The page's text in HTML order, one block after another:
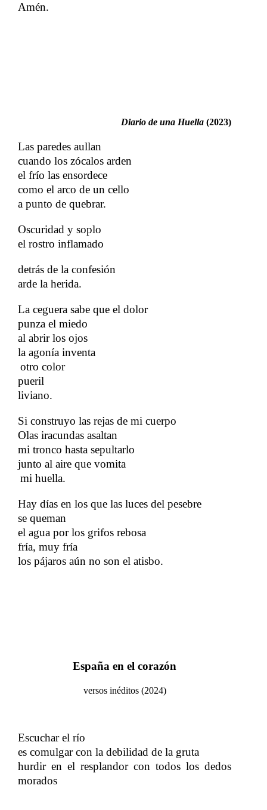
Amén.
Diario de una Huella ​​ (2023)
Las paredes aullan
cuando los zócalos arden
el frío las ensordece
como el arco de un cello
a punto de quebrar.
Oscuridad y soplo
el rostro inflamado
detrás de la confesión
arde la herida.
La ceguera sabe que el dolor
punza el miedo
al abrir los ojos
la agonía inventa
otro color
pueril
liviano.
Si construyo las rejas de mi cuerpo
Olas iracundas asaltan
mi tronco hasta sepultarlo
junto al aire que vomita
mi huella.
Hay días en los que las luces del pesebre
se queman
el agua por los grifos rebosa
fría, muy fría
los pájaros aún no son el atisbo.
España en el corazón
versos inéditos (2024)
Escuchar el río
es comulgar con la debilidad de la gruta
hurdir en el resplandor con todos los dedos
morados